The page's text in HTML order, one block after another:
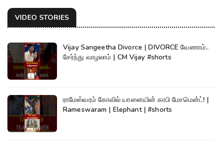
VIDEO STORIES
Vijay Sangeetha Divorce | DIVORCE வேணாம்..
சேர்ந்து வாழலாம் | CM Vijay #shorts
ராமேஸ்வரம் கோவில் யானையின் காபி மோமென்ட்! |
Rameswaram | Elephant | #shorts